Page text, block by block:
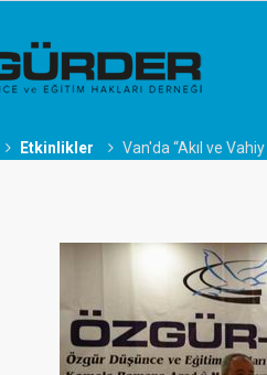
Etkinlikler Van'da “Akıl ve